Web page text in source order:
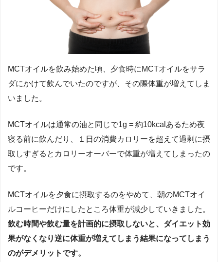
MCTオイルを飲み始めた頃、夕食時にMCTオイルをサラ
ダにかけて飲んでいたのですが、その際体重が増えてしま
いました。
MCTオイルは通常の油と同じで1g = 約10kcalあるため夜
寝る前に飲んだり、１日の消費カロリーを超えて過剰に摂
取しすぎるとカロリーオーバーで体重が増えてしまったの
です。
MCTオイルを夕食に摂取するのをやめて、朝のMCTオイ
ルコーヒーだけにしたところ体重が減少していきました。
飲む時間や飲む量を計画的に摂取しないと、ダイエット効
果がなくなり逆に体重が増えてしまう結果になってしまう
のがデメリットです。